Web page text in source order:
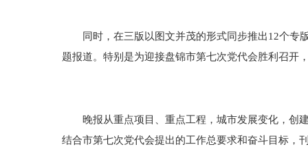
同时，在三版以图文并茂的形式同步推出12个专版
题报道。特别是为迎接盘锦市第七次党代会胜利召开
晚报从重点项目、重点工程，城市发展变化，创建
结合市第七次党代会提出的工作总要求和奋斗目标，